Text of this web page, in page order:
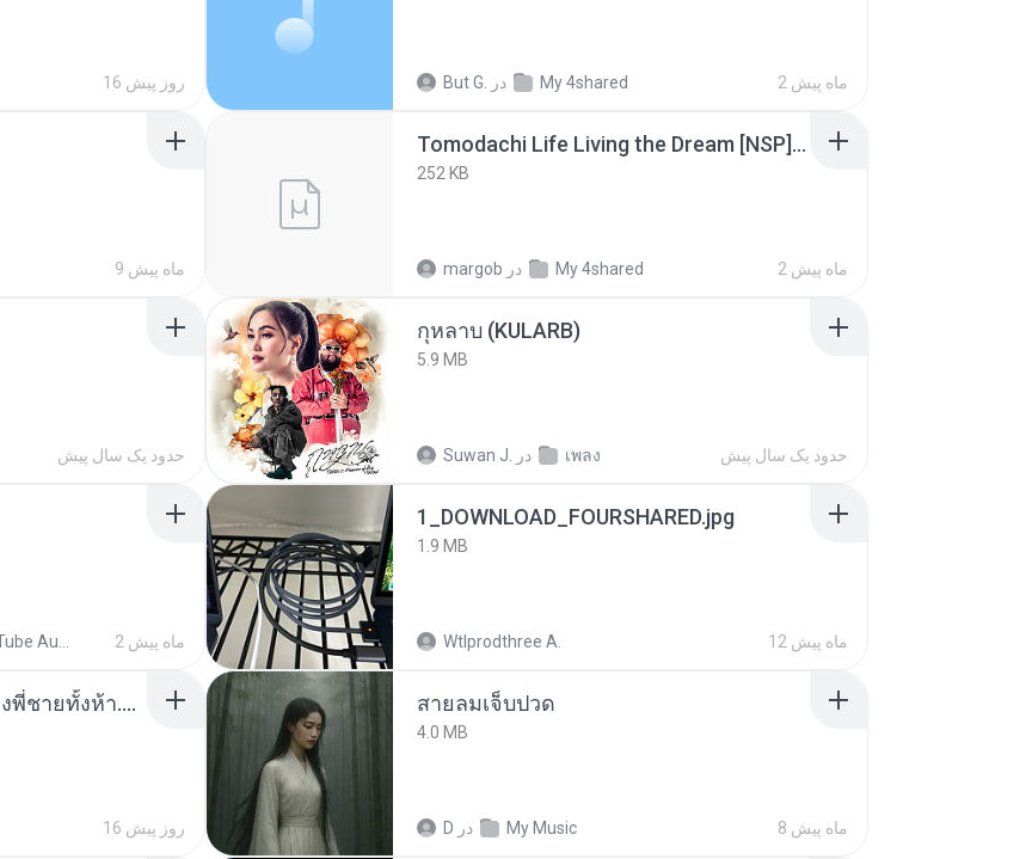
16 روز پیش But G. در My 4shared 2 ماه پیش
9 ماه پیش
Tomodachi Life Living the Dream [NSP].torrent
252 KB
margob در My 4shared 2 ماه پیش
حدود یک سال پیش
กุหลาบ (KULARB)
5.9 MB
Suwan J. در เพลง حدود یک سال پیش
2 ماه پیش
1_DOWNLOAD_FOURSHARED.jpg
1.9 MB
Wtlprodthree A. 12 ماه پیش
หนูน้อยสู้ชีวิตกับภารกิจเลี้ยงพี่ชายทั้งห้า.pdf
16 روز پیش
สายลมเจ็บปวด
4.0 MB
D در My Music 8 ماه پیش